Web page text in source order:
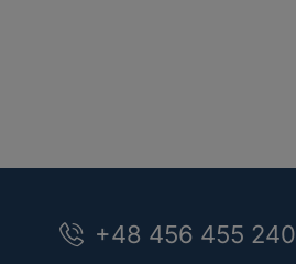
+48 456 455 240